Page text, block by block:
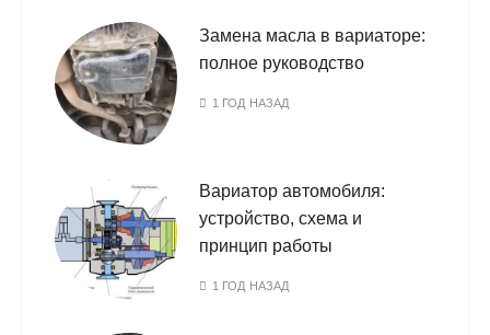
Замена масла в вариаторе:
полное руководство
1 ГОД НАЗАД
Вариатор автомобиля:
устройство, схема и
принцип работы
1 ГОД НАЗАД